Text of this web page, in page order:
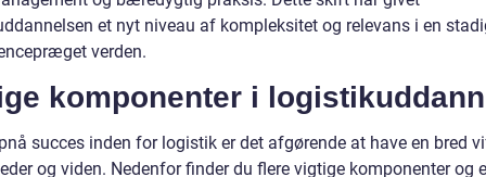
et nyt niveau af kompleksitet og relevans i en
verden.
komponenter i
succes inden for logistik er det afgørende at have en bred
og viden. Nedenfor finder du flere vigtige komponenter og